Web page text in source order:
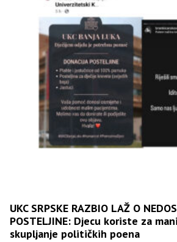
UKC SRPSKE RAZBIO LAŽ O
POSTELJINE: Djecu koriste za
skupljanje političkih poena